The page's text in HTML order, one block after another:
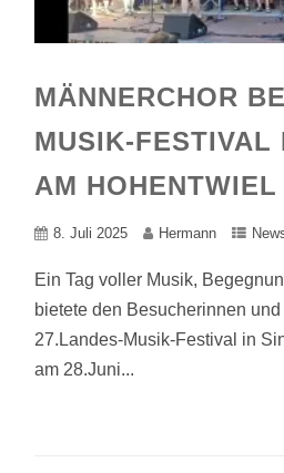
MÄNNERCHOR
MUSIK-FESTIVAL
AM HOHENTWIEL
8. Juli 2025 Hermann
Ein Tag voller Musik,
bietete den Besucherinnen
27.Landes-Musik-Festival in
am 28.Juni...